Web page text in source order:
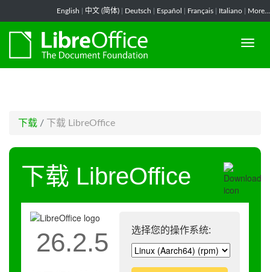
English 中文 (简体) Deutsch Español Français Italiano More...
下载 / 下载 LibreOffice
下载 LibreOffice
选择您的操作系统:
26.2.5